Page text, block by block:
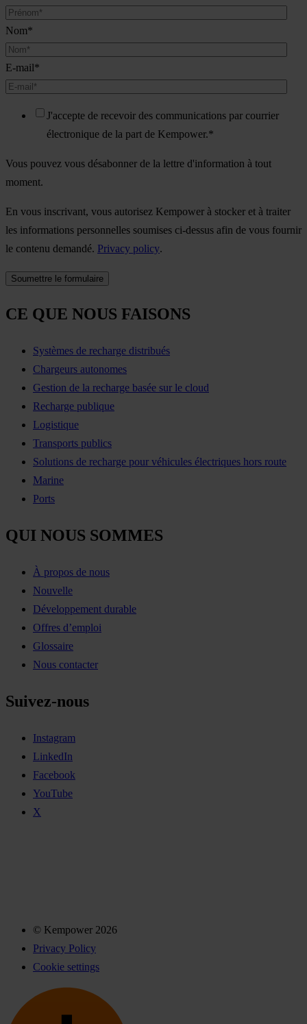
Nom*
E-mail*
J'accepte de recevoir des communications par courrier
électronique de la part de Kempower.*
Vous pouvez vous désabonner de la lettre d'information à tout
moment.
En vous inscrivant, vous autorisez Kempower à stocker et à traiter
les informations personnelles soumises ci-dessus afin de vous fournir
le contenu demandé. Privacy policy.
CE QUE NOUS FAISONS
Systèmes de recharge distribués
Chargeurs autonomes
Gestion de la recharge basée sur le cloud
Recharge publique
Logistique
Transports publics
Solutions de recharge pour véhicules électriques hors route
Marine
Ports
QUI NOUS SOMMES
À propos de nous
Nouvelle
Développement durable
Offres d’emploi
Glossaire
Nous contacter
Suivez-nous
Instagram
LinkedIn
Facebook
YouTube
X
© Kempower 2026
Privacy Policy
Cookie settings